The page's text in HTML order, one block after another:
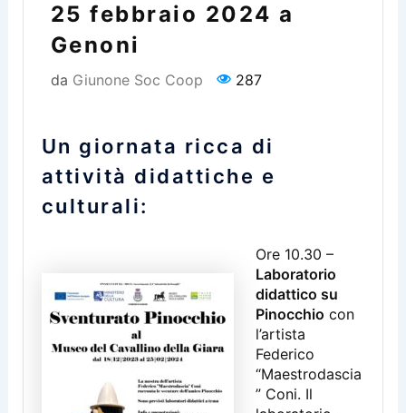
25 febbraio 2024 a
Genoni
da Giunone Soc Coop 287
Un giornata ricca di
attività didattiche e
culturali:
Ore 10.30 –
Laboratorio
didattico su
Pinocchio con
l’artista
Federico
“Maestrodascia
” Coni. Il